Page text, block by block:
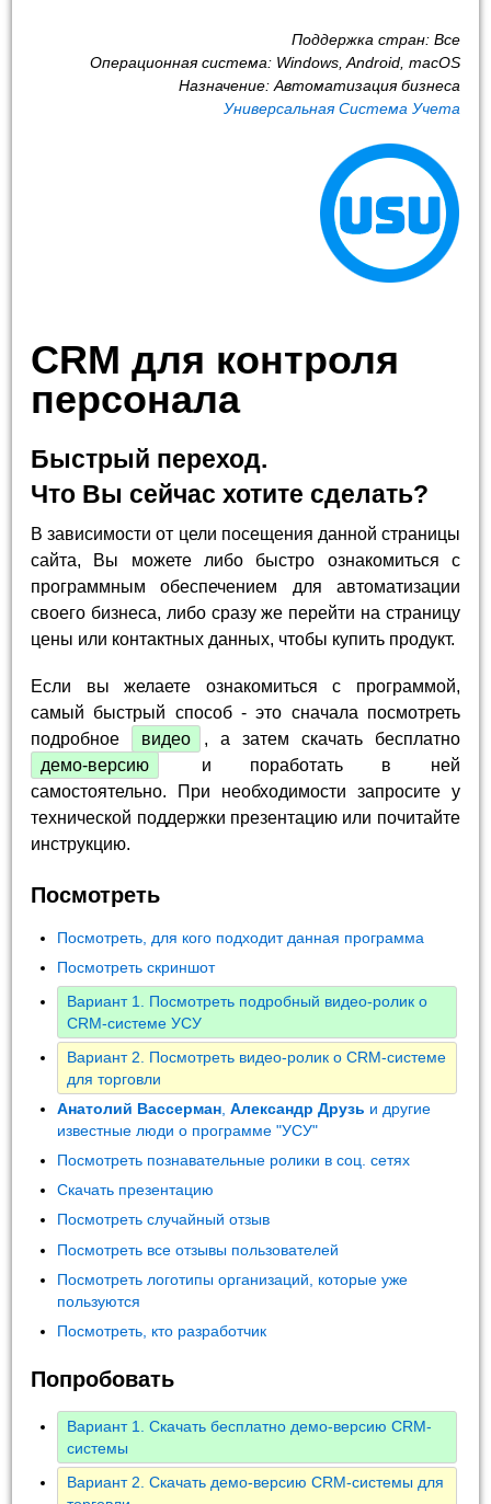
Поддержка стран: Все
Операционная система: Windows, Android, macOS
Назначение: Автоматизация бизнеса
Универсальная Система Учета
CRM для контроля
персонала
Быстрый переход.
Что Вы сейчас хотите сделать?
В зависимости от цели посещения данной страницы
сайта, Вы можете либо быстро ознакомиться с
программным обеспечением для автоматизации
своего бизнеса, либо сразу же перейти на страницу
цены или контактных данных, чтобы купить продукт.
Если вы желаете ознакомиться с программой,
самый быстрый способ - это сначала посмотреть
подробное
видео
, а затем скачать бесплатно
демо-версию
и поработать в ней
самостоятельно. При необходимости запросите у
технической поддержки презентацию или почитайте
инструкцию.
Посмотреть
Посмотреть, для кого подходит данная программа
Посмотреть скриншот
Вариант 1. Посмотреть подробный видео-ролик о
CRM-системе УСУ
Вариант 2. Посмотреть видео-ролик о CRM-системе
для торговли
Анатолий Вассерман ,Александр Друзь и другие
известные люди о программе "УСУ"
Посмотреть познавательные ролики в соц. сетях
Скачать презентацию
Посмотреть случайный отзыв
Посмотреть все отзывы пользователей
Посмотреть логотипы организаций, которые уже
пользуются
Посмотреть, кто разработчик
Попробовать
Вариант 1. Скачать бесплатно демо-версию CRM-
системы
Вариант 2. Скачать демо-версию CRM-системы для